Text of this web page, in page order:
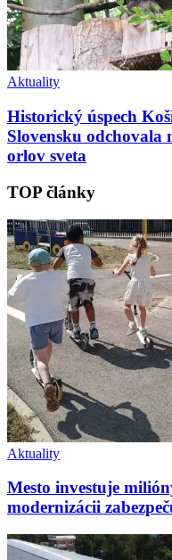
Aktuality
Historický úspech
Slovensku odchovala
orlov sveta
TOP články
Aktuality
Mesto investuje
modernizácii